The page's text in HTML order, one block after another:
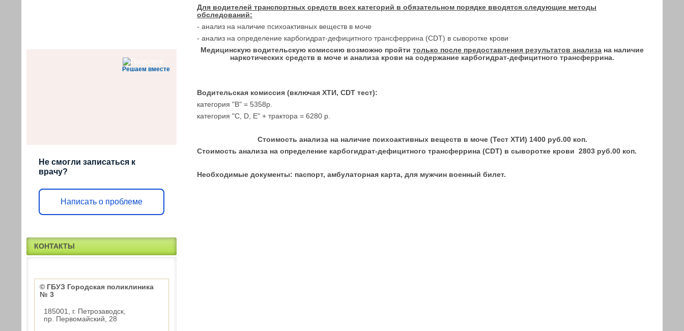
Решаем вместе
Не смогли записаться к
врачу?
Написать о проблеме
КОНТАКТЫ
© ГБУЗ Городская поликлиника
№ 3
185001, г. Петрозаводск,
пр. Первомайский, 28
Для водителей транспортных средств всех категорий в обязательном порядке вводятся следующие методы
обследований:
- анализ на наличие психоактивных веществ в моче
- анализ на определение карбогидрат-дефицитного трансферрина (CDT) в сыворотке крови
Медицинскую водительскую комиссию возможно пройти только после предоставления результатов анализа на наличие
наркотических средств в моче и анализа крови на содержание карбогидрат-дефицитного трансферрина.
Водительская комиссия (включая ХТИ, CDT тест):
категория "В" = 5358р.
категория "С, D, E" + трактора = 6280 р.
Стоимость анализа на наличие психоактивных веществ в моче (Тест ХТИ) 1400 руб.00 коп.
Стоимость анализа на определение карбогидрат-дефицитного трансферрина (CDT) в сыворотке крови 2803 руб.00 коп.
Необходимые документы: паспорт, амбулаторная карта, для мужчин военный билет.